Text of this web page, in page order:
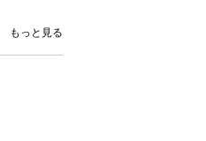
もっと見る